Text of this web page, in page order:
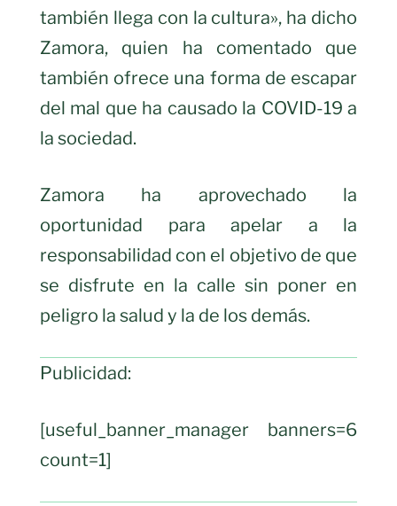
también llega con la cultura», ha dicho
Zamora, quien ha comentado que
también ofrece una forma de escapar
del mal que ha causado la COVID-19 a
la sociedad.
Zamora ha aprovechado la
oportunidad para apelar a la
responsabilidad con el objetivo de que
se disfrute en la calle sin poner en
peligro la salud y la de los demás.
Publicidad:
[useful_banner_manager banners=6
count=1]